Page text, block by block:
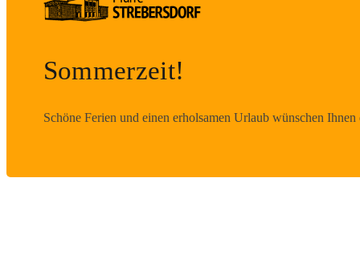
Sommerzeit!
Schöne Ferien und einen erholsamen Urlaub wünschen